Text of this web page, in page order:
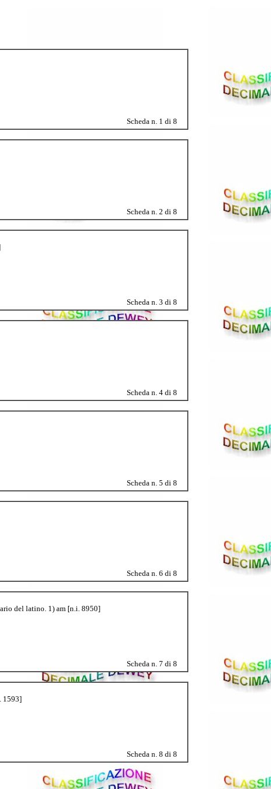
Scheda n. 1 di 8
Scheda n. 2 di 8
Scheda n. 3 di 8
Scheda n. 4 di 8
Scheda n. 5 di 8
Scheda n. 6 di 8
del latino. 1) am [n.i. 8950]
Scheda n. 7 di 8
1593]
Scheda n. 8 di 8